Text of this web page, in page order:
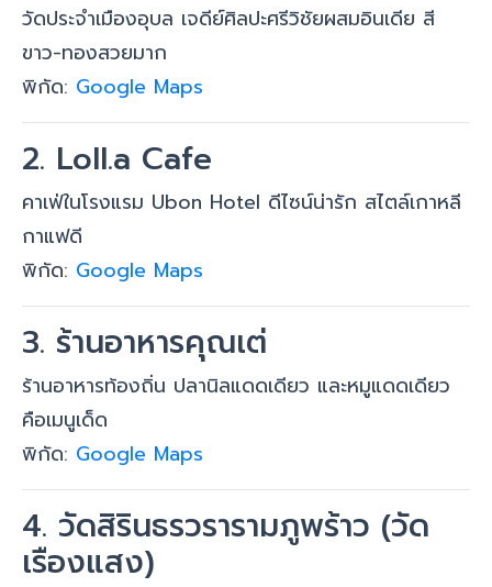
วัดประจำเมืองอุบล เจดีย์ศิลปะศรีวิชัยผสมอินเดีย สี
ขาว-ทองสวยมาก
พิกัด: Google Maps
2. Loll.a Cafe
คาเฟ่ในโรงแรม Ubon Hotel ดีไซน์น่ารัก สไตล์เกาหลี
กาแฟดี
พิกัด: Google Maps
3. ร้านอาหารคุณเต่
ร้านอาหารท้องถิ่น ปลานิลแดดเดียว และหมูแดดเดียว
คือเมนูเด็ด
พิกัด: Google Maps
4. วัดสิรินธรวรารามภูพร้าว (วัด
เรืองแสง)